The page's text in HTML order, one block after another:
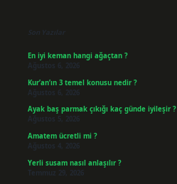
Son Yazılar
En iyi keman hangi ağaçtan ?
Ağustos 6, 2026
Kur’an’ın 3 temel konusu nedir ?
Ağustos 6, 2026
Ayak baş parmak çıkığı kaç günde iyileşir ?
Ağustos 5, 2026
Amatem ücretli mi ?
Ağustos 4, 2026
Yerli susam nasıl anlaşılır ?
Temmuz 29, 2026